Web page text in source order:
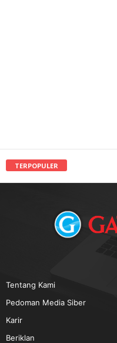
TERPOPULER
Tentang Kami
Pedoman Media Siber
Karir
Beriklan